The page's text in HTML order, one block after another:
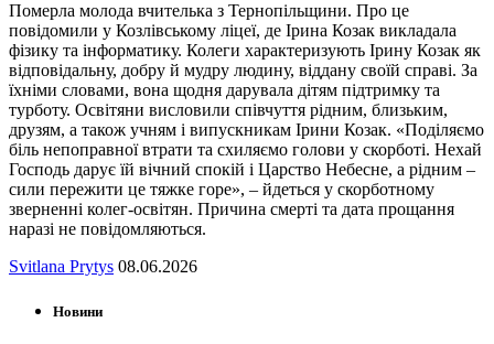
Померла молода вчителька з Тернопільщини. Про це
повідомили у Козлівському ліцеї, де Ірина Козак викладала
фізику та інформатику. Колеги характеризують Ірину Козак як
відповідальну, добру й мудру людину, віддану своїй справі. За
їхніми словами, вона щодня дарувала дітям підтримку та
турботу. Освітяни висловили співчуття рідним, близьким,
друзям, а також учням і випускникам Ірини Козак. «Поділяємо
біль непоправної втрати та схиляємо голови у скорботі. Нехай
Господь дарує їй вічний спокій і Царство Небесне, а рідним –
сили пережити це тяжке горе», – йдеться у скорботному
зверненні колег-освітян. Причина смерті та дата прощання
наразі не повідомляються.
Svitlana Prytys 08.06.2026
Новини